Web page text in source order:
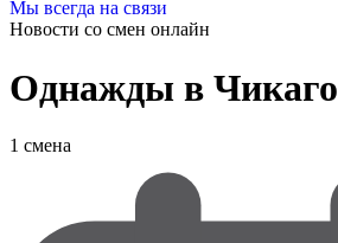
Мы всегда на связи
Новости со смен онлайн
Однажды в Чикаго
1 смена